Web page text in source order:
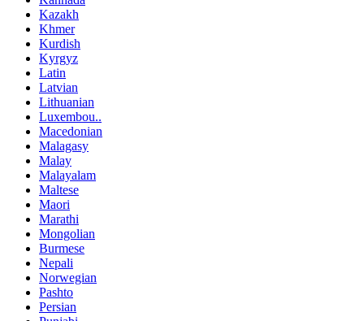
Kazakh
Khmer
Kurdish
Kyrgyz
Latin
Latvian
Lithuanian
Luxembou..
Macedonian
Malagasy
Malay
Malayalam
Maltese
Maori
Marathi
Mongolian
Burmese
Nepali
Norwegian
Pashto
Persian